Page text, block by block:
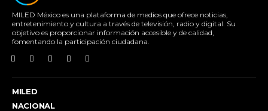
MILED México es una plataforma de medios que ofrece noticias,
entretenimiento y cultura a través de televisión, radio y digital. Su
objetivo es proporcionar información accesible y de calidad,
fomentando la participación ciudadana.
MILED
NACIONAL